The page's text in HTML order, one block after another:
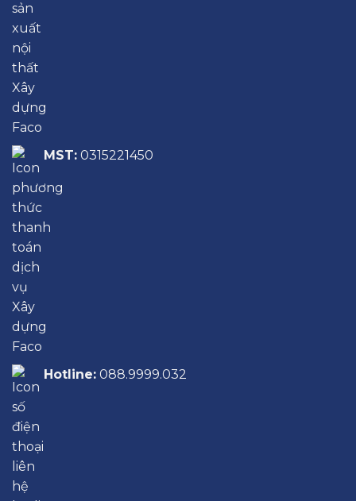
MST: 0315221450
Hotline: 088.9999.032